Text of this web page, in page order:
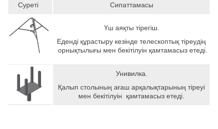
Суреті Сипаттамасы
Үш аяқты тірегіш.
Еденді құрастыру кезінде телескоптық тіреудің
орнықтылығы мен бекітілуін қамтамасыз етеді.
Унивилка.
Қалып столының ағаш арқалықтарының тіреуі
мен бекітілуін қамтамасыз етеді.